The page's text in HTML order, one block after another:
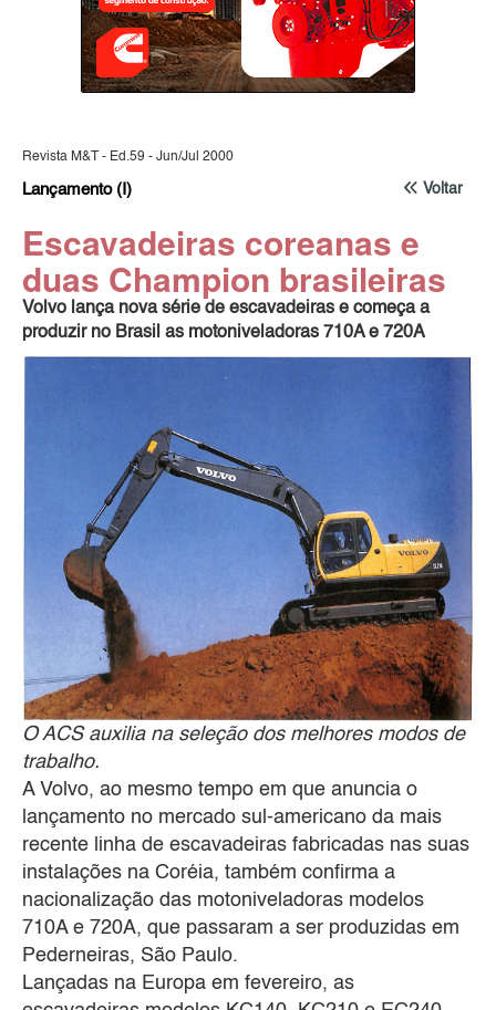
Revista M&T - Ed.59 - Jun/Jul 2000
Voltar
Lançamento (I)
Escavadeiras coreanas e
duas Champion brasileiras
Volvo lança nova série de escavadeiras e começa a
produzir no Brasil as motoniveladoras 710A e 720A
O ACS auxilia na seleção dos melhores modos de
trabalho.
A Volvo, ao mesmo tempo em que anuncia o
lançamento no mercado sul-americano da mais
recente linha de escavadeiras fabricadas nas suas
instalações na Coréia, também confirma a
nacionalização das motoniveladoras modelos
710A e 720A, que passaram a ser produzidas em
Pederneiras, São Paulo.
Lançadas na Europa em fevereiro, as